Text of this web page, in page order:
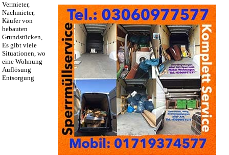
Vermieter,
Nachmieter,
Käufer von
bebauten
Grundstücken,
Es gibt viele
Situationen, wo
eine Wohnung
Auflösung
Entsorgung